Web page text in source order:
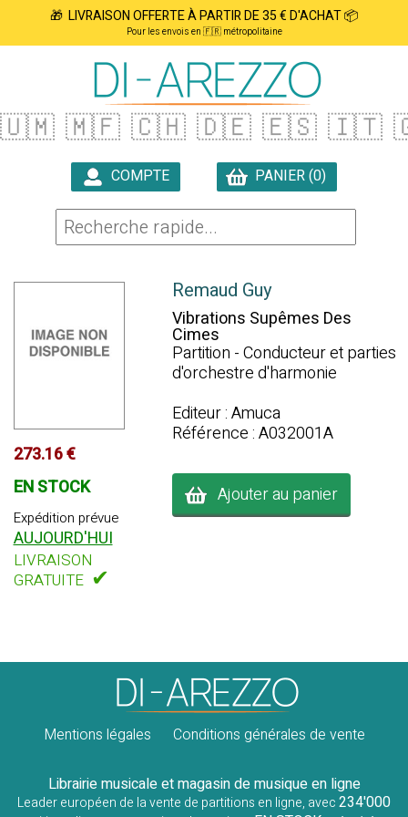
🎁 LIVRAISON OFFERTE À PARTIR DE 35 € D'ACHAT 📦
Pour les envois en 🇫🇷 métropolitaine
🇺🇲 🇲🇫 🇨🇭 🇩🇪 🇪🇸 🇮🇹
COMPTE
PANIER (0)
273.16 €
EN STOCK
Expédition prévue
AUJOURD'HUI
LIVRAISON
GRATUITE ✔
Remaud Guy
Vibrations Supêmes Des
Cimes
Partition - Conducteur et parties
d'orchestre d'harmonie
Editeur : Amuca
Référence : A032001A
Ajouter au panier
Mentions légales Conditions générales de vente
Librairie musicale et magasin de musique en ligne
Leader européen de la vente de partitions en ligne, avec234'000